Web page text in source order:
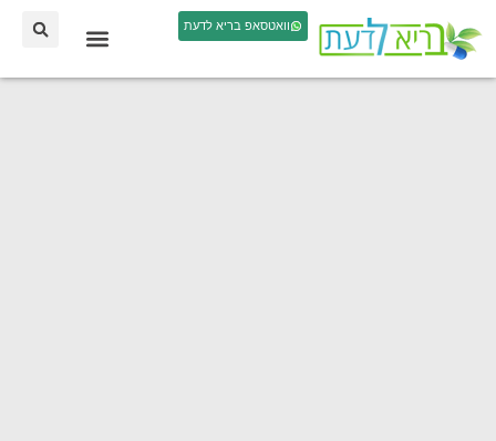
וואטסאפ בריא לדעת